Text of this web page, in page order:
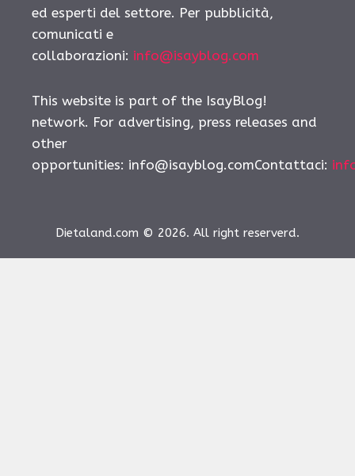
ed esperti del settore. Per pubblicità,
comunicati e
collaborazioni: info@isayblog.com
This website is part of the IsayBlog!
network. For advertising, press releases and
other
opportunities: info@isayblog.comContattaci:
Dietaland.com © 2026. All right reserverd.